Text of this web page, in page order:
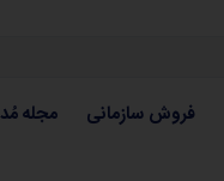
فروش سازمانی مجله مُد